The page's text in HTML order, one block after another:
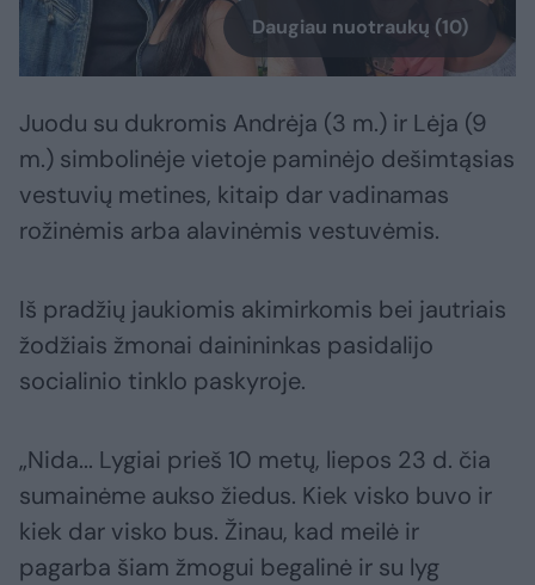
Daugiau nuotraukų (10)
Juodu su dukromis Andrėja (3 m.) ir Lėja (9
m.) simbolinėje vietoje paminėjo dešimtąsias
vestuvių metines, kitaip dar vadinamas
rožinėmis arba alavinėmis vestuvėmis.
Iš pradžių jaukiomis akimirkomis bei jautriais
žodžiais žmonai dainininkas pasidalijo
socialinio tinklo paskyroje.
„Nida... Lygiai prieš 10 metų, liepos 23 d. čia
sumainėme aukso žiedus. Kiek visko buvo ir
kiek dar visko bus. Žinau, kad meilė ir
pagarba šiam žmogui begalinė ir su lyg